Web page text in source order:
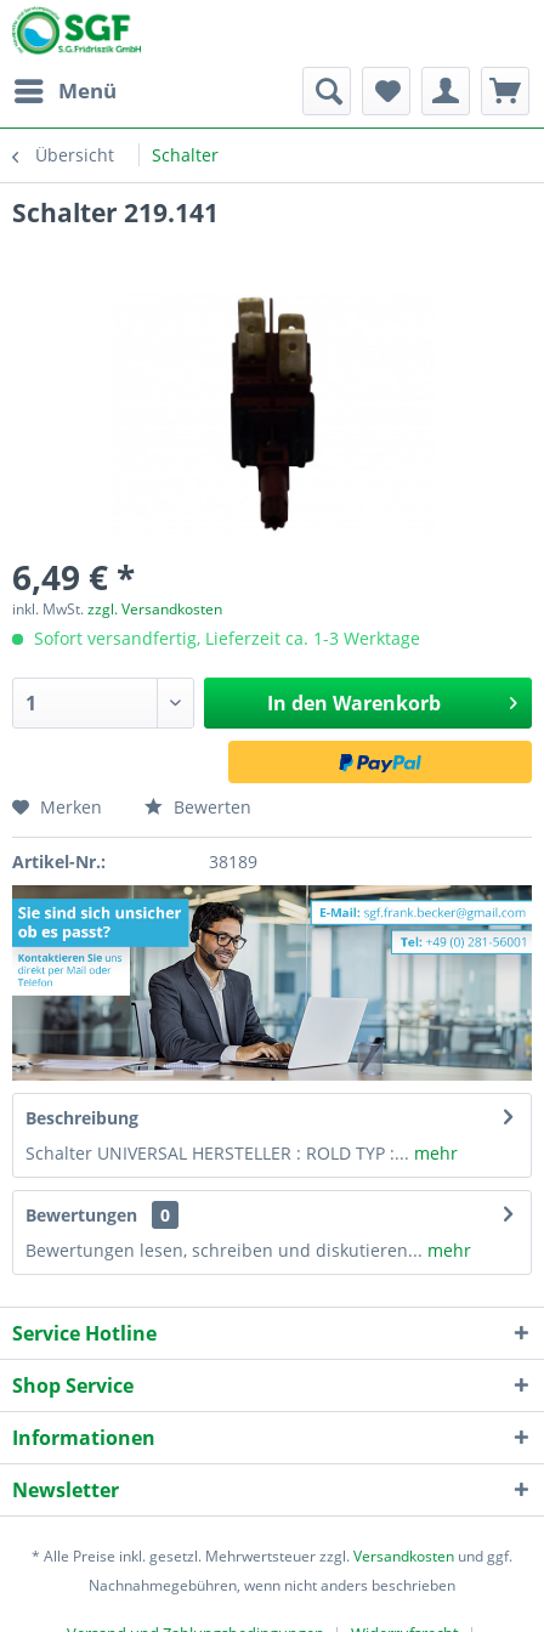
Menü
Übersicht Schalter
Schalter 219.141
6,49 € *
inkl. MwSt.zzgl. Versandkosten
Sofort versandfertig, Lieferzeit ca. 1-3 Werktage
In den Warenkorb
Merken Bewerten
Artikel-Nr.: 38189
Beschreibung
Schalter UNIVERSAL HERSTELLER : ROLD TYP :... mehr
Bewertungen
0
Bewertungen lesen, schreiben und diskutieren... mehr
Service Hotline
Shop Service
Informationen
Newsletter
* Alle Preise inkl. gesetzl. Mehrwertsteuer zzgl.Versandkosten und ggf.
Nachnahmegebühren, wenn nicht anders beschrieben